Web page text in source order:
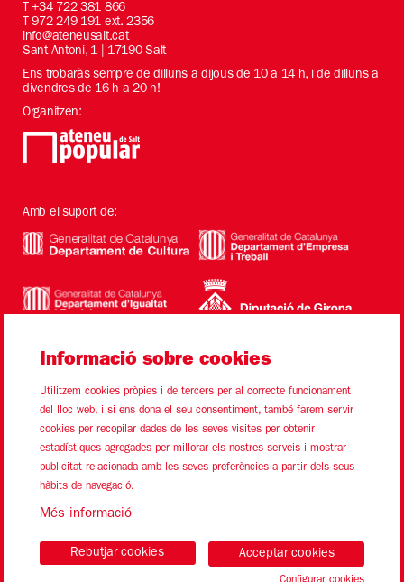
T+34 722 381 866
T 972 249 191 ext. 2356
info@ateneusalt.cat
Sant Antoni, 1 | 17190 Salt
Ens trobaràs sempre de dilluns a dijous de 10 a 14 h, i de dilluns a
divendres de 16 h a 20 h!
Organitzen:
Amb el suport de:
Sitemap Avís Legal Ús de Cookies Contacte
Informació sobre cookies
Utilitzem cookies pròpies i de tercers per al correcte funcionament
del lloc web, i si ens dona el seu consentiment, també farem servir
cookies per recopilar dades de les seves visites per obtenir
estadístiques agregades per millorar els nostres serveis i mostrar
publicitat relacionada amb les seves preferències a partir dels seus
hàbits de navegació.
Més informació
Acceptar cookies
Rebutjar cookies